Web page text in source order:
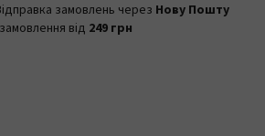
замовлень через Нову Пошту
від 249 грн